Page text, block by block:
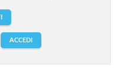
ACCEDI
possono